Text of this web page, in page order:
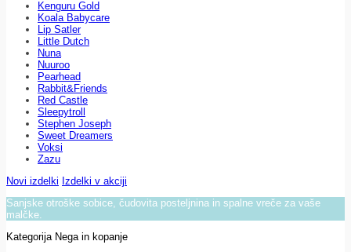
Kenguru Gold
Koala Babycare
Lip Satler
Little Dutch
Nuna
Nuuroo
Pearhead
Rabbit&Friends
Red Castle
Sleepytroll
Stephen Joseph
Sweet Dreamers
Voksi
Zazu
Novi izdelki Izdelki v akciji
Sanjske otroške sobice, čudovita posteljnina in spalne vreče za vaše
malčke.
Kategorija Nega in kopanje